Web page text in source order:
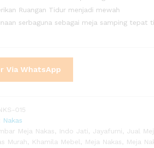
Ruangan Tidur menjadi mewah
serbaguna sebagai meja samping tepat
Via WhatsApp
015
Nakas
Meja Nakas Indo Jati Jayafurni
Jual
Murah
Khamila Mebel Meja Nakas
Meja